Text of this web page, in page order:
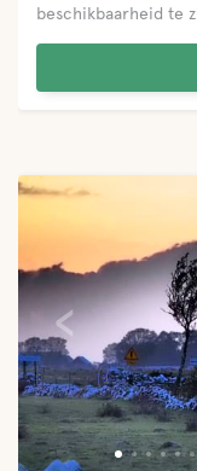
beschikbaarheid te
‹